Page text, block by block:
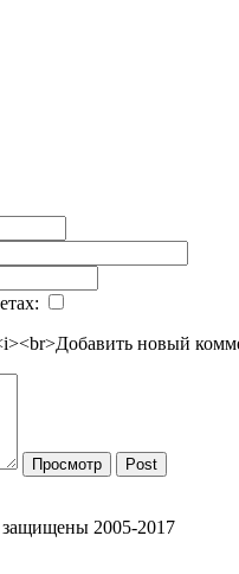
Добавить новый
Просмотр Post
защищены 2005-2017